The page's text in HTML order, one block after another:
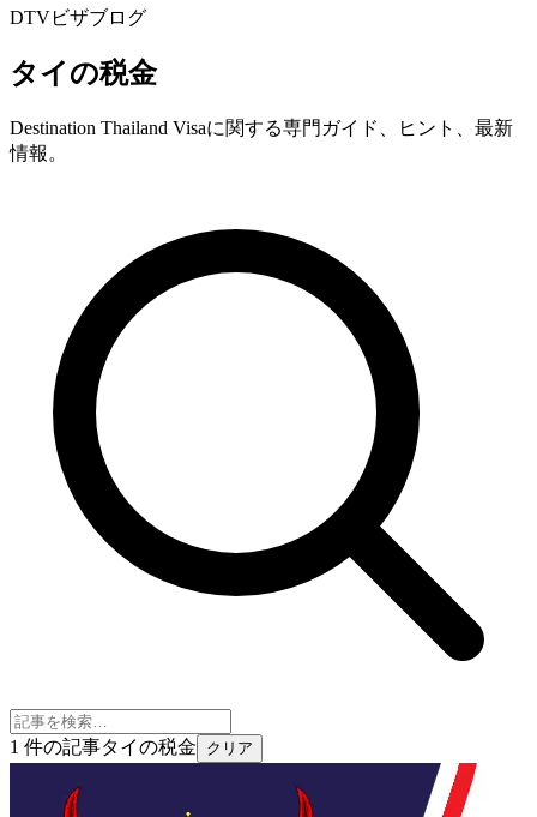
DTVビザブログ
タイの税金
Destination Thailand Visaに関する専門ガイド、ヒント、最新
情報。
1 件の記事タイの税金 クリア